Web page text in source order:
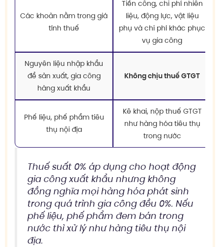
Các khoản nằm trong giá
tính thuế
Tiền công, chi phí nhiên
liệu, động lực, vật liệu
phụ và chi phí khác phục
vụ gia công
Nguyên liệu nhập khẩu
để sản xuất, gia công
hàng xuất khẩu
Không chịu thuế GTGT
Phế liệu, phế phẩm tiêu
thụ nội địa
Kê khai, nộp thuế GTGT
như hàng hóa tiêu thụ
trong nước
Thuế suất 0% áp dụng cho hoạt động
gia công xuất khẩu nhưng không
đồng nghĩa mọi hàng hóa phát sinh
trong quá trình gia công đều 0%. Nếu
phế liệu, phế phẩm đem bán trong
nước thì xử lý như hàng tiêu thụ nội
địa.